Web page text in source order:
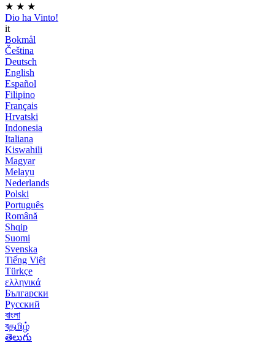
★ ★ ★
Dio ha Vinto!
it
Bokmål
Čeština
Deutsch
English
Español
Filipino
Français
Hrvatski
Indonesia
Italiana
Kiswahili
Magyar
Melayu
Nederlands
Polski
Português
Română
Shqip
Suomi
Svenska
Tiếng Việt
Türkçe
ελληνικά
Български
Русский
বাংলা
বதமிழ்
తెలుగు